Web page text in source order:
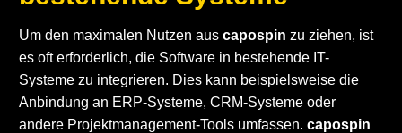
Um den maximalen Nutzen aus capospin zu ziehen, ist
es oft erforderlich, die Software in bestehende IT-
Systeme zu integrieren. Dies kann beispielsweise die
Anbindung an ERP-Systeme, CRM-Systeme oder
andere Projektmanagement-Tools umfassen. capospin